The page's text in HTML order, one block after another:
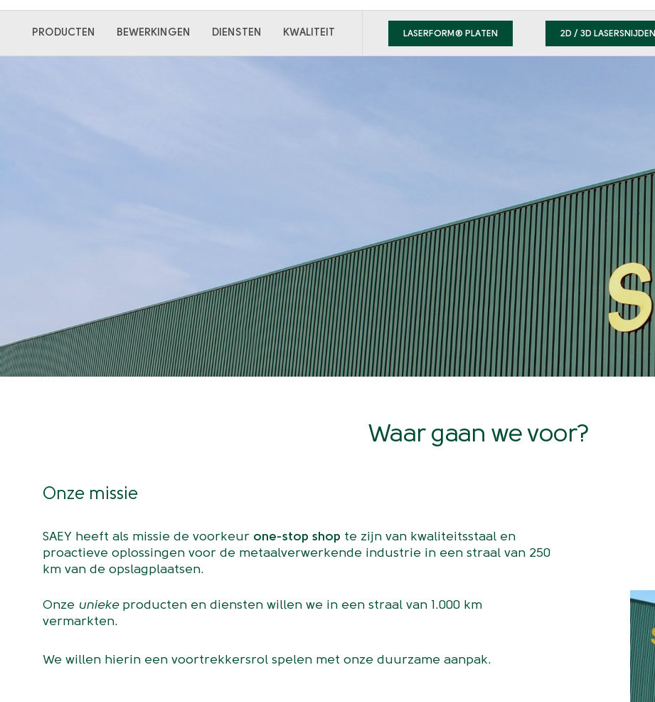
Menu
Hoofdnavigatie
PRODUCTEN BEWERKINGEN DIENSTEN KWALITEIT
Secondary
LASERFORM® PLATEN 2D / 3D LASERSNIJDEN
Waar gaan we voor?
Onze missie
SAEY heeft als missie de voorkeur one-stop shop te zijn van kwaliteitsstaal en
proactieve oplossingen voor de metaalverwerkende industrie in een straal van 250
km van de opslagplaatsen.
Onze unieke producten en diensten willen we in een straal van 1.000 km
vermarkten.
We willen hierin een voortrekkersrol spelen met onze duurzame aanpak.